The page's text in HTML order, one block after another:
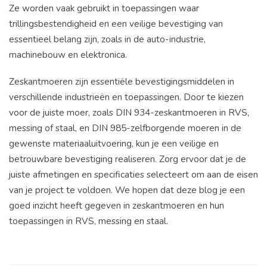
Ze worden vaak gebruikt in toepassingen waar
trillingsbestendigheid en een veilige bevestiging van
essentieel belang zijn, zoals in de auto-industrie,
machinebouw en elektronica.
Zeskantmoeren zijn essentiële bevestigingsmiddelen in
verschillende industrieën en toepassingen. Door te kiezen
voor de juiste moer, zoals DIN 934-zeskantmoeren in RVS,
messing of staal, en DIN 985-zelfborgende moeren in de
gewenste materiaaluitvoering, kun je een veilige en
betrouwbare bevestiging realiseren. Zorg ervoor dat je de
juiste afmetingen en specificaties selecteert om aan de eisen
van je project te voldoen. We hopen dat deze blog je een
goed inzicht heeft gegeven in zeskantmoeren en hun
toepassingen in RVS, messing en staal.